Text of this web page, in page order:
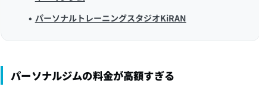
パーソナルトレーニングスタジオKiRAN
パーソナルジムの料金が高額すぎる